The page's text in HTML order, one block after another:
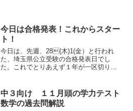
で計算しない、これを徹底し...
今日は合格発表！これからスター
ト！
今日は、先週、28(木)1(金）と行われ
た、埼玉県公立受験の合格発表日でし
た。これでとりあえず１年が一区切り、
テスト対策なので、普通に比べてかなり
演習量が多いです。1...
中３向け １１月頭の学力テスト
数学の過去問解説